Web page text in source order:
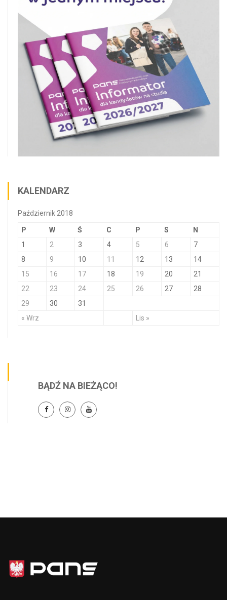
KALENDARZ
Październik 2018
P W Ś C P S N
« Wrz Lis »
1 2 3 4 5 6
7
8
9 10 11 12 13
14
15
16 17 18 19 20
21
22
23 24 25 26 27
28
29
30 31
BĄDŹ NA BIEŻĄCO!